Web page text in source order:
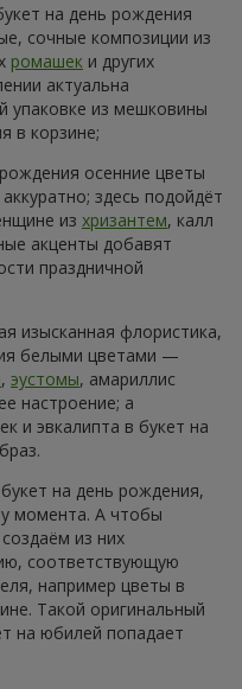
на день рождения
сочные композиции из
ромашек и других
актуальна
упаковке из мешковины
в корзине;
осенние цветы
здесь подойдёт
из хризантем, калл
акценты добавят
праздничной
изысканная флористика,
белыми цветами —
, эустомы, амариллис
настроение; а
и эвкалипта в букет на
на день рождения,
момента. А чтобы
из них
соответствующую
например цветы в
Такой оригинальный
на юбилей попадает